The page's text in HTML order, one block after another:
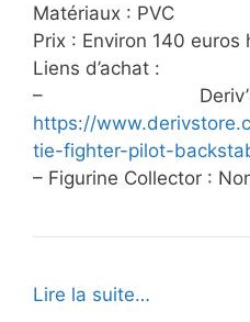
Matériaux : PVC
Prix : Environ 140
Liens d’achat :
–
https://
tie-fighter-pilot-
– Figurine Collector :
Lire la suite…